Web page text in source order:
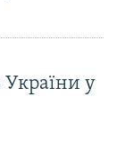
України у